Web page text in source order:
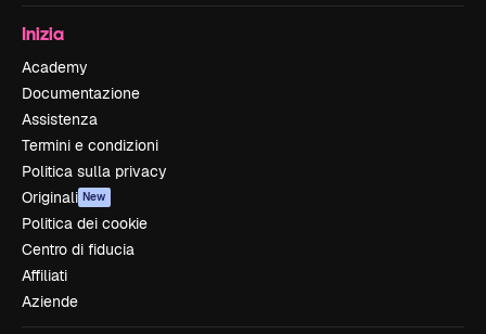
Inizia
Academy
Documentazione
Assistenza
Termini e condizioni
Politica sulla privacy
Originali New
Politica dei cookie
Centro di fiducia
Affiliati
Aziende